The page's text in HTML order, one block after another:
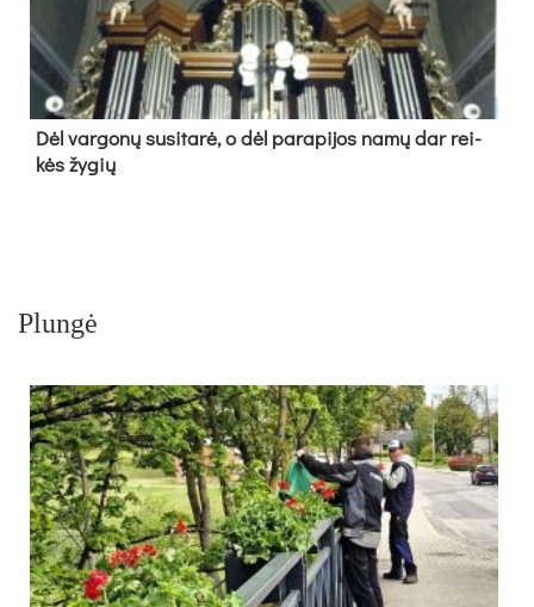
Dėl var­go­nų su­si­ta­rė, o dėl pa­ra­pi­jos na­mų dar rei­
kės žy­gių
Plungė